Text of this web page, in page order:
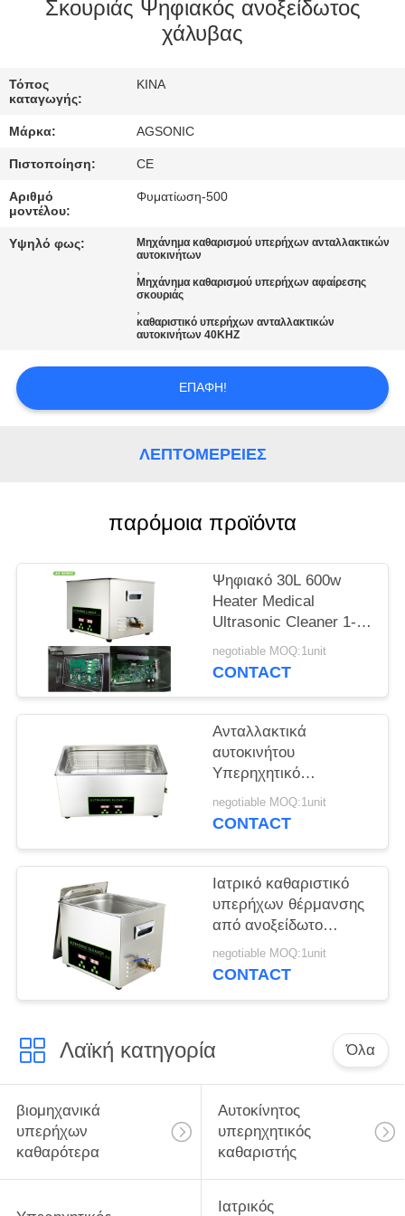
ΕΡΓΟΣΤΑΣΊΩΝ
ΈΛΕΓΧΟΣ
ΕΛΆΤΕ
ΣΕ
ΕΠΑΦΉ
ΖΗΤΉΣΤΕ
ΈΝΑ
ΑΠΌΣΠΑΣΜΑ
PRIVACY
POLICY
Σκουριάς Ψηφιακός ανοξείδωτος
χάλυβας
Τόπος
καταγωγής:
ΚΙΝΑ
Μάρκα: AGSONIC
Πιστοποίηση: CE
Αριθμό
μοντέλου:
Φυματίωση-500
Υψηλό φως:
Μηχάνημα καθαρισμού υπερήχων ανταλλακτικών
αυτοκινήτων
,
Μηχάνημα καθαρισμού υπερήχων αφαίρεσης
σκουριάς
,
καθαριστικό υπερήχων ανταλλακτικών
αυτοκινήτων 40KHZ
ΕΠΑΦΉ!
ΛΕΠΤΟΜΈΡΕΙΕΣ
παρόμοια προϊόντα
Ψηφιακό 30L 600w
Heater Medical
Ultrasonic Cleaner 1-
30 Minute Timer for Oil
Metal Parts
negotiable MOQ:1unit
CONTACT
Ανταλλακτικά
αυτοκινήτου
Υπερηχητικό
Μηχάνημα
Καθαρισμού Σκουριάς
negotiable MOQ:1unit
CONTACT
Ιατρικό καθαριστικό
υπερήχων θέρμανσης
από ανοξείδωτο
χάλυβα 304 για
χειρουργικό / ιατρικό
negotiable MOQ:1unit
CONTACT
Λαϊκή κατηγορία Όλα
βιομηχανικά
υπερήχων
καθαρότερα
Αυτοκίνητος
υπερηχητικός
καθαριστής
Ιατρικός